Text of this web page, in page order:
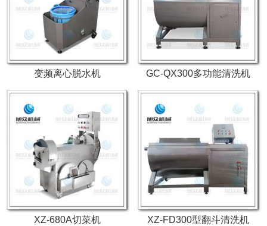
变频离心脱水机 GC-QX300多功能清洗机
XZ-680A切菜机 XZ-FD300型翻斗清洗机